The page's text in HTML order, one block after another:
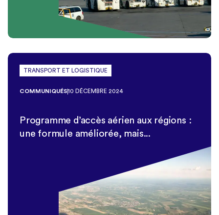
TRANSPORT ET LOGISTIQUE
COMMUNIQUÉS10 DÉCEMBRE 2024
Programme d’accès aérien aux régions :
une formule améliorée, mais...